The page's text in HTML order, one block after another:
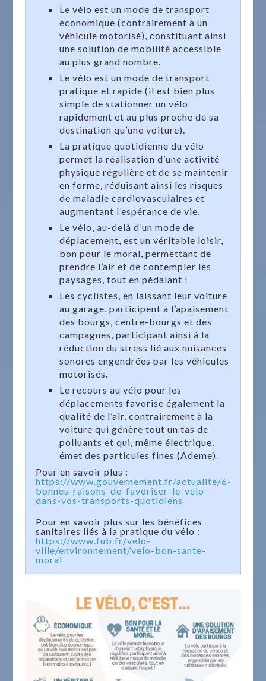
Le vélo est un mode de transport
économique (contrairement à un
véhicule motorisé), constituant ainsi
une solution de mobilité accessible
au plus grand nombre.
Le vélo est un mode de transport
pratique et rapide (il est bien plus
simple de stationner un vélo
rapidement et au plus proche de sa
destination qu’une voiture).
La pratique quotidienne du vélo
permet la réalisation d’une activité
physique régulière et de se maintenir
en forme, réduisant ainsi les risques
de maladie cardiovasculaires et
augmentant l’espérance de vie.
Le vélo, au-delà d’un mode de
déplacement, est un véritable loisir,
bon pour le moral, permettant de
prendre l’air et de contempler les
paysages, tout en pédalant !
Les cyclistes, en laissant leur voiture
au garage, participent à l’apaisement
des bourgs, centre-bourgs et des
campagnes, participant ainsi à la
réduction du stress lié aux nuisances
sonores engendrées par les véhicules
motorisés.
Le recours au vélo pour les
déplacements favorise également la
qualité de l’air, contrairement à la
voiture qui génère tout un tas de
polluants et qui, même électrique,
émet des particules fines (Ademe).
Pour en savoir plus :
https://www.gouvernement.fr/actualite/6-
bonnes-raisons-de-favoriser-le-velo-
dans-vos-transports-quotidiens
Pour en savoir plus sur les bénéfices
sanitaires liés à la pratique du vélo :
https://www.fub.fr/velo-
ville/environnement/velo-bon-sante-
moral